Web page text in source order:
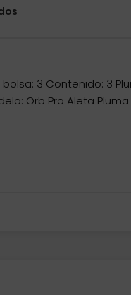
3 Contenido: 3
Orb Pro Aleta